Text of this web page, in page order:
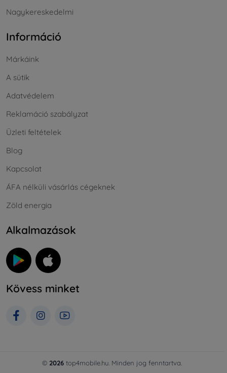
Nagykereskedelmi
Információ
Márkáink
A sütik
Adatvédelem
Reklamáció szabályzat
Üzleti feltételek
Blog
Kapcsolat
ÁFA nélküli vásárlás cégeknek
Zöld energia
Alkalmazások
Kövess minket
© 2026 top4mobile.hu. Minden jog fenntartva.